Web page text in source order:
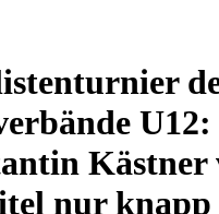
U12:
Kästner
nur knapp